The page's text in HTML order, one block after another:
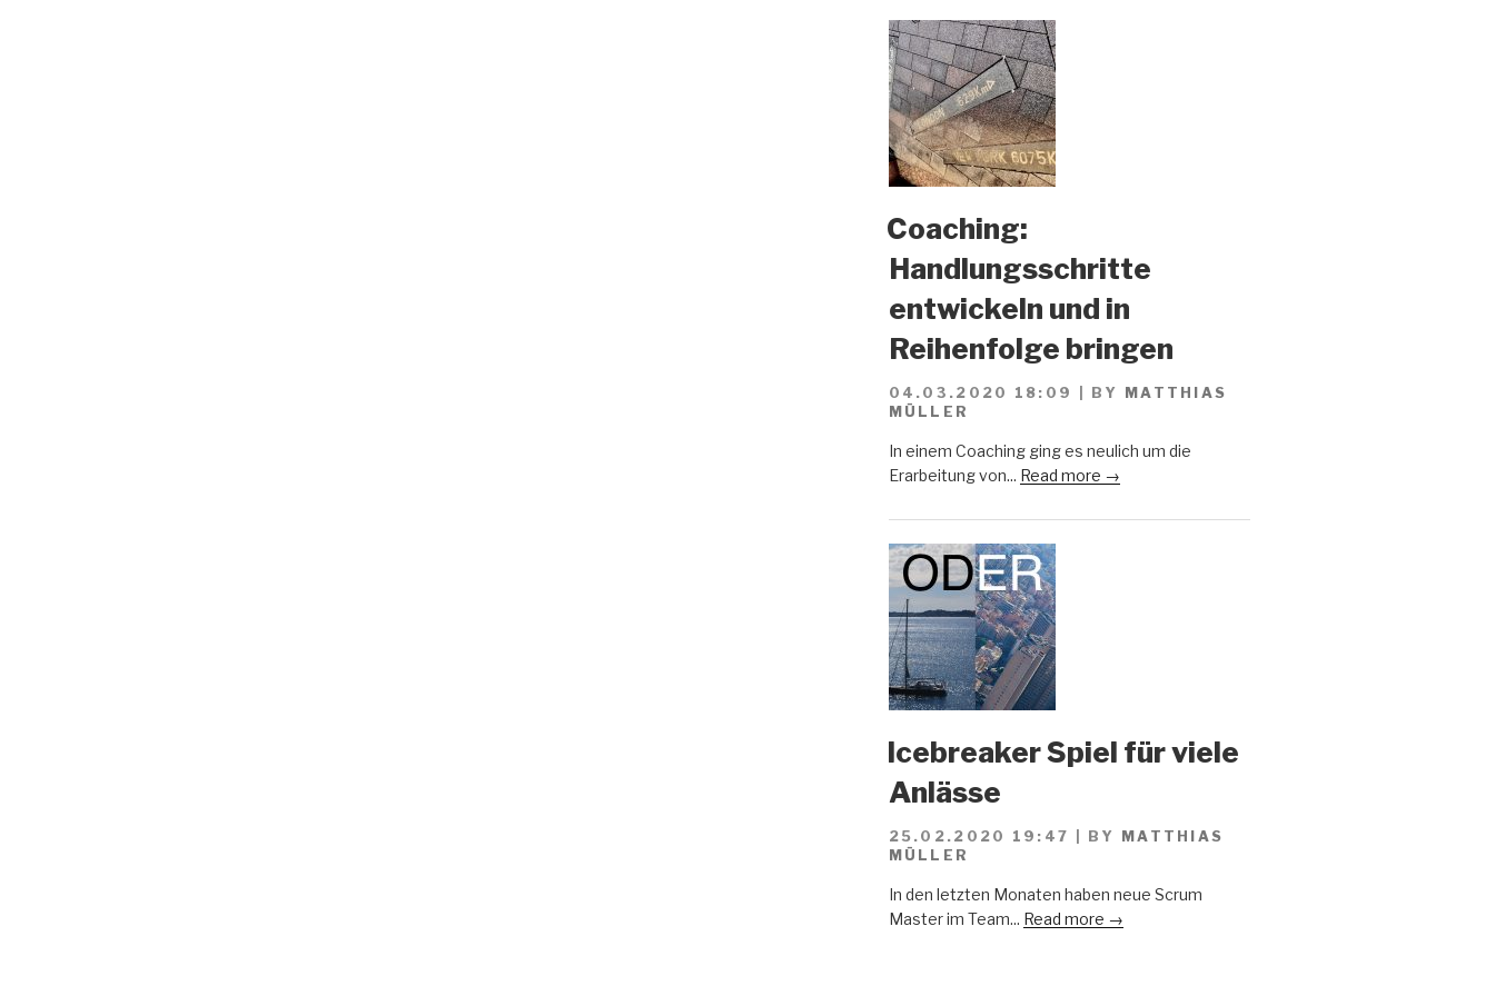
Coaching:
Handlungsschritte
entwickeln und in
Reihenfolge bringen
04.03.2020 18:09 BY
MATTHIAS
MÜLLER
In einem Coaching ging es neulich um die
Erarbeitung von... Read more →
Icebreaker Spiel für viele
Anlässe
25.02.2020 19:47 BY
MATTHIAS
MÜLLER
In den letzten Monaten haben neue Scrum
Master im Team... Read more →